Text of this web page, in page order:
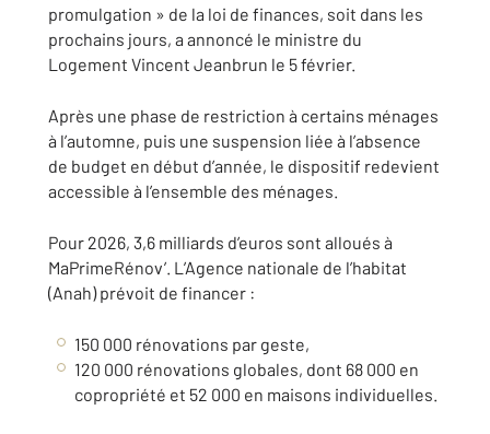
promulgation » de la loi de finances, soit dans les
prochains jours, a annoncé le ministre du
Logement Vincent Jeanbrun le 5 février.
Après une phase de restriction à certains ménages
à l’automne, puis une suspension liée à l’absence
de budget en début d’année, le dispositif redevient
accessible à l’ensemble des ménages.
Pour 2026, 3,6 milliards d’euros sont alloués à
MaPrimeRénov’. L’Agence nationale de l’habitat
(Anah) prévoit de financer :
150 000 rénovations par geste,
120 000 rénovations globales, dont 68 000 en
copropriété et 52 000 en maisons individuelles.